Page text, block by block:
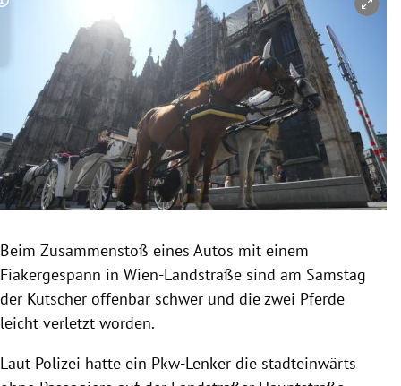
Untermenü
Untermenü
Untermenü
Untermenü
Untermenü
Untermenü
Copyright-Hinweis öffnen/schließen
Beim Zusammenstoß eines Autos mit einem
Fiakergespann in Wien-Landstraße sind am Samstag
der Kutscher offenbar schwer und die zwei Pferde
leicht verletzt worden.
Laut Polizei hatte ein Pkw-Lenker die stadteinwärts